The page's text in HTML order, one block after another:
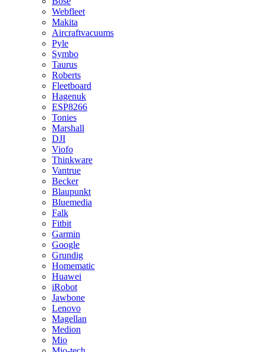
Webfleet
Makita
Aircraftvacuums
Pyle
Symbo
Taurus
Roberts
Fleetboard
Hagenuk
ESP8266
Tonies
Marshall
DJI
Viofo
Thinkware
Vantrue
Becker
Blaupunkt
Bluemedia
Falk
Fitbit
Garmin
Google
Grundig
Homematic
Huawei
iRobot
Jawbone
Lenovo
Magellan
Medion
Mio